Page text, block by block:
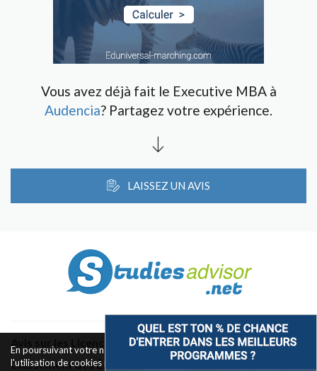
Vous avez déjà fait le Executive MBA à
Audencia? Partagez votre expérience.
LAISSEZ UN AVIS
Avis sur les Licences & Bachelors
Classement des Écoles
En poursuivant votre navigation sur ce site, vous acceptez
l'utilisation de cookies pour le fonctionnement des boutons de